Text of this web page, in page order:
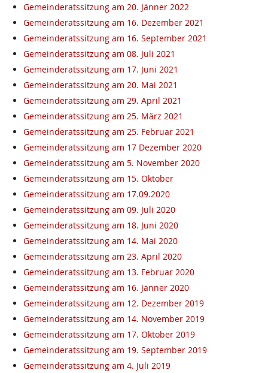
Gemeinderatssitzung am 20. Jänner 2022
Gemeinderatssitzung am 16. Dezember 2021
Gemeinderatssitzung am 16. September 2021
Gemeinderatssitzung am 08. Juli 2021
Gemeinderatssitzung am 17. Juni 2021
Gemeinderatssitzung am 20. Mai 2021
Gemeinderatssitzung am 29. April 2021
Gemeinderatssitzung am 25. März 2021
Gemeinderatssitzung am 25. Februar 2021
Gemeinderatssitzung am 17 Dezember 2020
Gemeinderatssitzung am 5. November 2020
Gemeinderatssitzung am 15. Oktober
Gemeinderatssitzung am 17.09.2020
Gemeinderatssitzung am 09. Juli 2020
Gemeinderatssitzung am 18. Juni 2020
Gemeinderatssitzung am 14. Mai 2020
Gemeinderatssitzung am 23. April 2020
Gemeinderatssitzung am 13. Februar 2020
Gemeinderatssitzung am 16. Jänner 2020
Gemeinderatssitzung am 12. Dezember 2019
Gemeinderatssitzung am 14. November 2019
Gemeinderatssitzung am 17. Oktober 2019
Gemeinderatssitzung am 19. September 2019
Gemeinderatssitzung am 4. Juli 2019